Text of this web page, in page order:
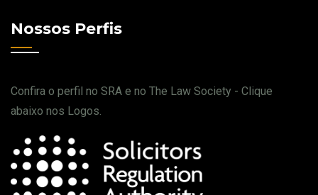
Nossos Perfis
Confira o perfil no SRA e no The Law Society - Clique
abaixo nos Logos.